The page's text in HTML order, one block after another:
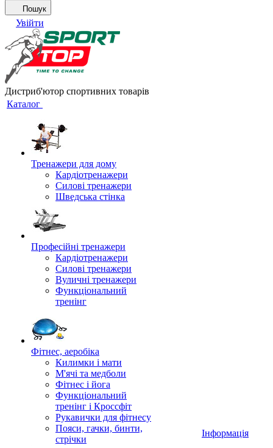
Пошук
Увійти
Дистриб'ютор спортивних товарів
Каталог
Тренажери для дому
Кардіотренажери
Силові тренажери
Шведська стінка
Професійні тренажери
Кардіотренажери
Силові тренажери
Вуличні тренажери
Функціональний
тренінг
Фітнес, аеробіка
Килимки і мати
М'ячі та медболи
Фітнес і йога
Функціональний
тренінг і Кроссфіт
Рукавички для фітнесу
Пояси, гачки, бинти,
стрічки
Інформація